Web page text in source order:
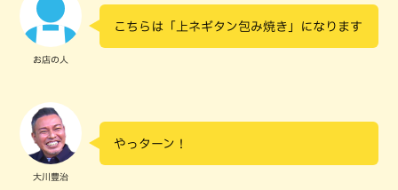
お店の人
こちらは「上ネギタン包み焼き」になります
大川豊治
やっターン！